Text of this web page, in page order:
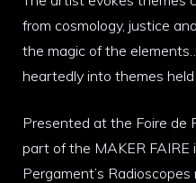
from cosmology, justice
the magic of the
heartedly into themes
Presented at the Foire de
part of the MAKER FAIRE
Pergament’s